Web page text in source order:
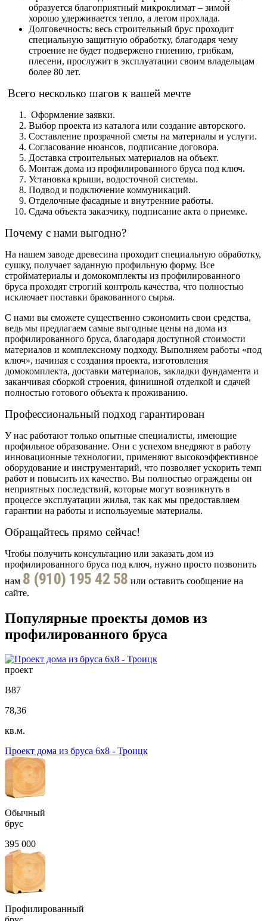
образуется благоприятный микроклимат – зимой
хорошо удерживается тепло, а летом прохлада.
Долговечность: весь строительный брус проходит
специальную защитную обработку, благодаря чему
строение не будет подвержено гниению, грибкам,
плесени, прослужит в эксплуатации своим владельцам
более 80 лет.
Всего несколько шагов к вашей мечте
Оформление заявки.
Выбор проекта из каталога или создание авторского.
Составление прозрачной сметы на материалы и услуги.
Согласование нюансов, подписание договора.
Доставка строительных материалов на объект.
Монтаж дома из профилированного бруса под ключ.
Установка крыши, водосточной системы.
Подвод и подключение коммуникаций.
Отделочные фасадные и внутренние работы.
Сдача объекта заказчику, подписание акта о приемке.
Почему с нами выгодно?
На нашем заводе древесина проходит специальную обработку,
сушку, получает заданную профильную форму. Все
стройматериалы и домокомплекты из профилированного
бруса проходят строгий контроль качества, что полностью
исключает поставки бракованного сырья.
С нами вы сможете существенно сэкономить свои средства,
ведь мы предлагаем самые выгодные цены на дома из
профилированного бруса, благодаря доступной стоимости
материалов и комплексному подходу. Выполняем работы «под
ключ», начиная с создания проекта, изготовления
домокомплекта, доставки материалов, закладки фундамента и
заканчивая сборкой строения, финишной отделкой и сдачей
полностью готового объекта к проживанию.
Профессиональный подход гарантирован
У нас работают только опытные специалисты, имеющие
профильное образование. Они с успехом внедряют в работу
инновационные технологии, применяют высокоэффективное
оборудование и инструментарий, что позволяет ускорить темп
работ и повысить их качество. Вы полностью ограждены он
неприятных последствий, которые могут возникнуть в
процессе эксплуатации жилья, так как мы предоставляем
гарантии на работы и используемые материалы.
Обращайтесь прямо сейчас!
Чтобы получить консультацию или заказать дом из
профилированного бруса под ключ, нужно просто позвонить
нам 8 (910) 195 42 58 или оставить сообщение на
сайте.
Популярные проекты домов из
профилированного бруса
проект
B87
78,36
кв.м.
Проект дома из бруса 6х8 - Троицк
Обычный
брус
395 000
Профилированный